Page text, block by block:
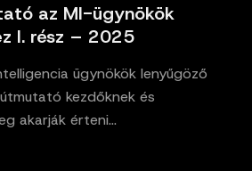
az MI-ügynökök
I. rész – 2025
ügynökök lenyűgöző
kezdőknek és
akarják érteni…